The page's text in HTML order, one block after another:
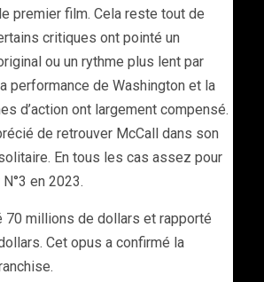
premier film. Cela reste tout de
critiques ont pointé un
ou un rythme plus lent par
performance de Washington et la
d’action ont largement compensé.
de retrouver McCall dans son
En tous les cas assez pour
en 2023.
70 millions de dollars et rapporté
Cet opus a confirmé la